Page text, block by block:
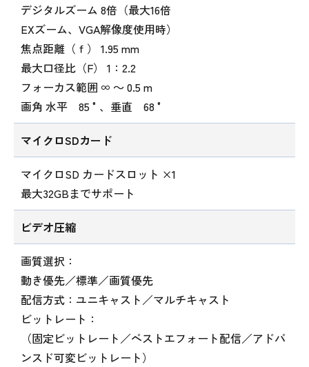
デジタルズーム 8倍（最大16倍
EXズーム、VGA解像度使用時）
焦点距離（ｆ） 1.95 mm
最大口径比（F） 1：2.2
フォーカス範囲 ∞ ～ 0.5 m
画角 水平 85 °、垂直 68 °
マイクロSDカード
マイクロSD カードスロット ×1
最大32GBまでサポート
ビデオ圧縮
画質選択：
動き優先／標準／画質優先
配信方式：ユニキャスト／マルチキャスト
ビットレート：
（固定ビットレート／ベストエフォート配信／アドバ
ンスド可変ビットレート）